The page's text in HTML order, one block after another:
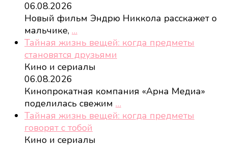
06.08.2026
Новый фильм Эндрю Никкола расскажет о
мальчике, …
Тайная жизнь вещей: когда предметы
становятся друзьями
Кино и сериалы
06.08.2026
Кинопрокатная компания «Арна Медиа»
поделилась свежим …
Тайная жизнь вещей: когда предметы
говорят с тобой
Кино и сериалы